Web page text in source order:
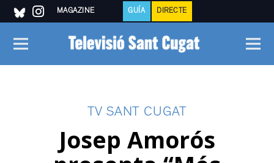
MAGAZINE GUÍA DIRECTE
TV SANT CUGAT
Josep Amorós